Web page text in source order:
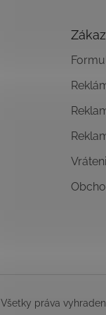
Všetky práva